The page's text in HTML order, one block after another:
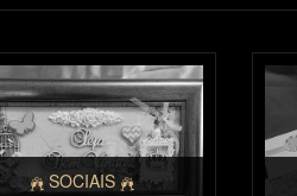
SOCIAIS